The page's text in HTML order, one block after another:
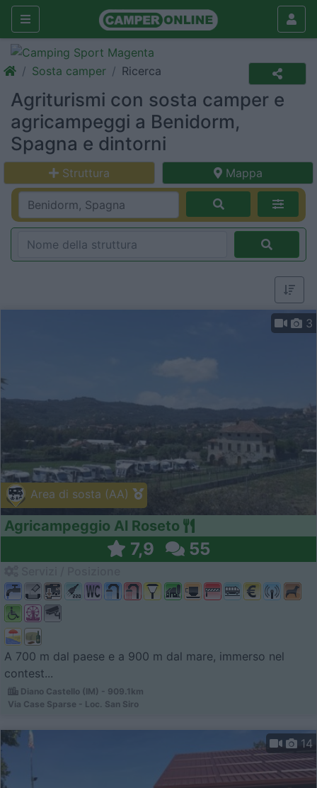
Sosta camper Ricerca
Agriturismi con sosta camper e
agricampeggi a Benidorm,
Spagna e dintorni
Struttura Mappa
Area di sosta (AA)
3
Agricampeggio Al Roseto
7,9 55
A 700 m dal paese e a 900 m dal mare, immerso nel
contest...
Diano Castello (IM) - 909.1km
Via Case Sparse - Loc. San Siro
14